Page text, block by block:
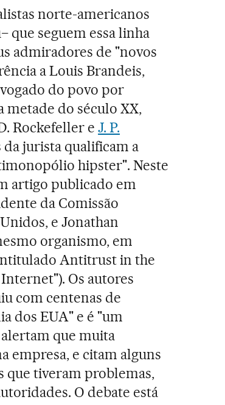
norte-americanos
que seguem essa linha
admiradores de "novos
a Louis Brandeis,
do povo por
do século XX,
Rockefeller eJ. P.
da jurista qualificam a
hipster". Neste
artigo publicado em
da Comissão
e Jonathan
organismo, em
Antitrust in the
Os autores
com centenas de
dos EUA" e é "um
que muita
empresa, e citam alguns
que tiveram problemas,
O debate está